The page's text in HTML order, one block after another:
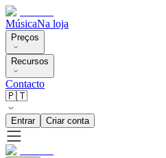
MúsicaNa loja
Preços
Recursos
Contacto
🇵🇹
Entrar Criar conta